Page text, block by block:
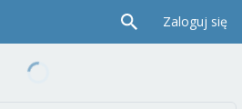
Zaloguj się